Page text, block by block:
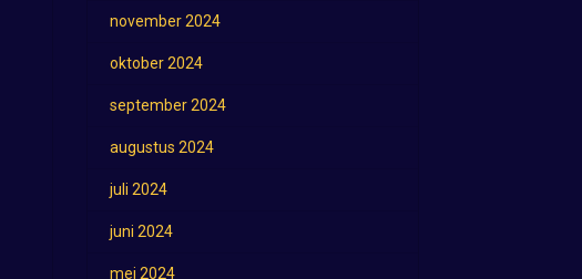
november 2024
oktober 2024
september 2024
augustus 2024
juli 2024
juni 2024
mei 2024